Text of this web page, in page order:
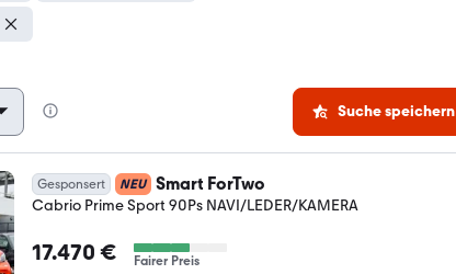
Suche speichern
Gesponsert NEU Smart ForTwo
Cabrio Prime Sport 90Ps NAVI/LEDER/KAMERA
17.470 € Fairer Preis